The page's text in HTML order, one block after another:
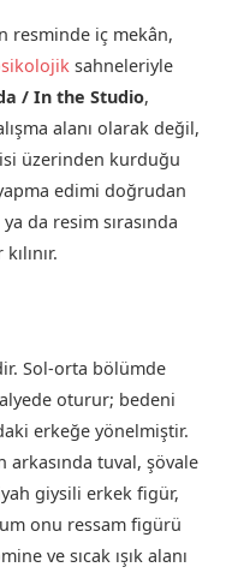
resminde iç mekân,
sahneleriyle
/ In the Studio,
alanı olarak değil,
üzerinden kurduğu
edimi doğrudan
da resim sırasında
Sol-orta bölümde
oturur; bedeni
erkeğe yönelmiştir.
arkasında tuval, şövale
giysili erkek figür,
onu ressam figürü
ve sıcak ışık alanı